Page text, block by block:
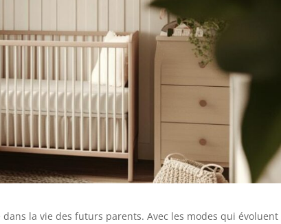
la vie des futurs parents. Avec les modes qui évoluent